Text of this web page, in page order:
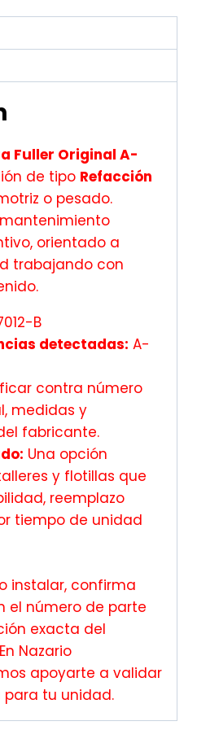
Fuller Original A-
de tipo Refacción
o pesado.
orientado a
trabajando con
B
detectadas: A-
contra número
medidas y
fabricante.
Una opción
y flotillas que
reemplazo
tiempo de unidad
instalar, confirma
el número de parte
exacta del
Nazario
apoyarte a validar
tu unidad.